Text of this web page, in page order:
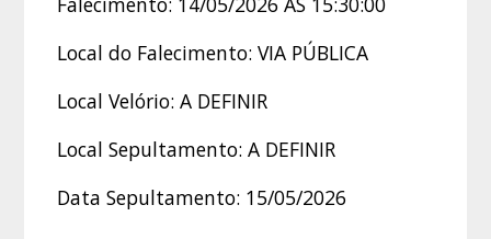
Local do Falecimento: VIA PÚBLICA
Local Velório: A DEFINIR
Local Sepultamento: A DEFINIR
Data Sepultamento: 15/05/2026